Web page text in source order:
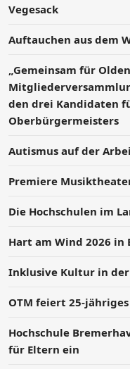
Vegesack
Auftauchen aus dem
„Gemeinsam für
den drei Kandidaten
Oberbürgermeisters
Autismus auf der
Premiere
Die Hochschulen im
Hart am Wind 2026 in
Inklusive Kultur in
OTM feiert 25-
Hochschule
für Eltern ein